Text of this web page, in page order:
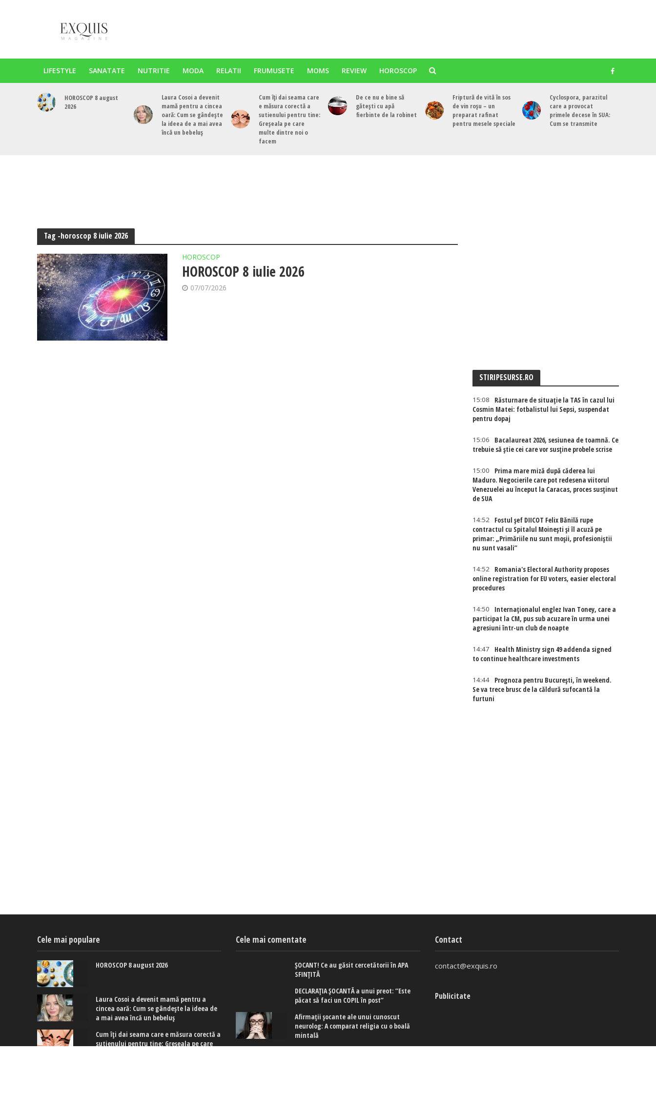
LIFESTYLE SANATATE NUTRITIE MODA RELATII FRUMUSETE MOMS REVIEW HOROSCOP
HOROSCOP 8 august
2026
Laura Cosoi a devenit
mamă pentru a cincea
oară: Cum se gândește
la ideea de a mai avea
încă un bebeluș
Cum îți dai seama care
e măsura corectă a
sutienului pentru tine:
Greșeala pe care
multe dintre noi o
facem
De ce nu e bine să
gătești cu apă
fierbinte de la robinet
Friptură de vită în sos
de vin roșu – un
preparat rafinat
pentru mesele speciale
Cyclospora, parazitul
care a provocat
primele decese în SUA:
Cum se transmite
Tag -horoscop 8 iulie 2026
HOROSCOP
HOROSCOP 8 iulie 2026
07/07/2026
STIRIPESURSE.RO
15:08
Răsturnare de situație la TAS în cazul lui
Cosmin Matei: fotbalistul lui Sepsi, suspendat
pentru dopaj
15:06
Bacalaureat 2026, sesiunea de toamnă. Ce
trebuie să știe cei care vor susține probele scrise
15:00
Prima mare miză după căderea lui
Maduro. Negocierile care pot redesena viitorul
Venezuelei au început la Caracas, proces susținut
de SUA
14:52
Fostul șef DIICOT Felix Bănilă rupe
contractul cu Spitalul Moinești și îl acuză pe
primar: „Primăriile nu sunt moșii, profesioniștii
nu sunt vasali”
14:52
Romania's Electoral Authority proposes
online registration for EU voters, easier electoral
procedures
14:50
Internaţionalul englez Ivan Toney, care a
participat la CM, pus sub acuzare în urma unei
agresiuni într-un club de noapte
14:47
Health Ministry sign 49 addenda signed
to continue healthcare investments
14:44
Prognoza pentru București, în weekend.
Se va trece brusc de la căldură sufocantă la
furtuni
Cele mai populare
HOROSCOP 8 august 2026
Laura Cosoi a devenit mamă pentru a
cincea oară: Cum se gândește la ideea de
a mai avea încă un bebeluș
Cum îți dai seama care e măsura corectă a
sutienului pentru tine: Greșeala pe care
Cele mai comentate
ȘOCANT! Ce au găsit cercetătorii în APA
SFINȚITĂ
DECLARAȚIA ȘOCANTĂ a unui preot: ”Este
păcat să faci un COPIL în post”
Afirmaţii şocante ale unui cunoscut
neurolog: A comparat religia cu o boală
mintală
Contact
contact@exquis.ro
Publicitate